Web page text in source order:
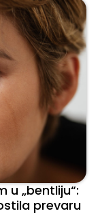
u „bentliju“:
prevaru